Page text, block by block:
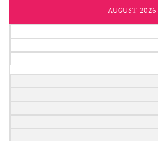
AUGUST 2026